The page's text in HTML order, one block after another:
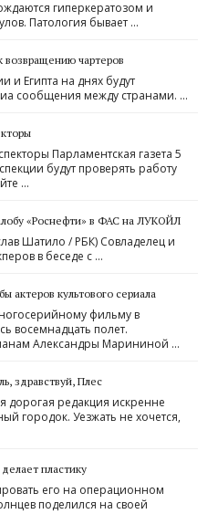
гиперкератозом и
Патология бывает …
возвращению чартеров
и Египта на днях будут
сообщения между странами. …
Парламентская газета 5
будут проверять работу
…
«Роснефти» в ФАС на ЛУКОЙЛ
Шатило / РБК) Совладелец и
в беседе с …
актеров культового сериала
фильму в
восемнадцать полет.
Александры Марининой …
здравствуй, Плес
дорогая редакция искренне
городок. Уезжать не хочется,
пластику
его на операционном
поделился на своей